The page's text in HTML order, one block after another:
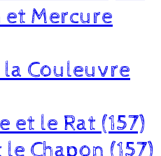
et Mercure
la Couleuvre
et le Rat (157)
Chapon (157)